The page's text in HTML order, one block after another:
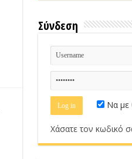
Σύνδεση
Να με
Χάσατε τον κωδικό